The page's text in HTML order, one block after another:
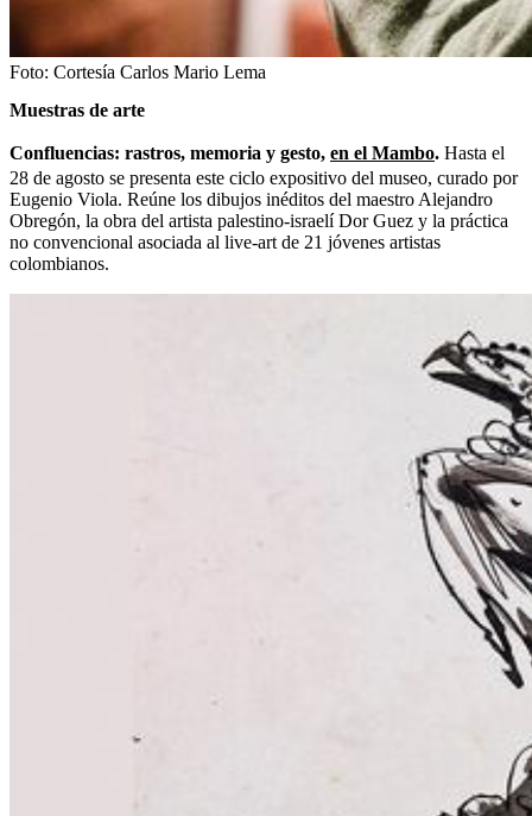
Foto: Cortesía Carlos Mario Lema
Muestras de arte
Confluencias: rastros, memoria y gesto, en el Mambo. Hasta el
28 de agosto se presenta este ciclo expositivo del museo, curado por
Eugenio Viola. Reúne los dibujos inéditos del maestro Alejandro
Obregón, la obra del artista palestino-israelí Dor Guez y la práctica
no convencional asociada al live-art de 21 jóvenes artistas
colombianos.